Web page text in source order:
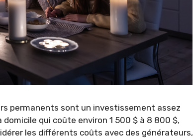
permanents sont un investissement assez
qui coûte environ 1 500 $ à 8 800 $,
les différents coûts avec des générateurs,